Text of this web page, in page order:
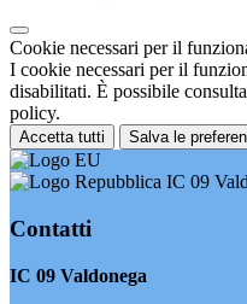
Cookie necessari per il
I cookie necessari per il
disabilitati. È possibile
policy.
Accetta tutti Salva le
IC 09
Contatti
IC 09 Valdonega